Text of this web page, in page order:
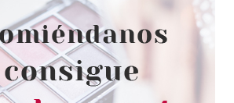
-13%
desde
4.60€